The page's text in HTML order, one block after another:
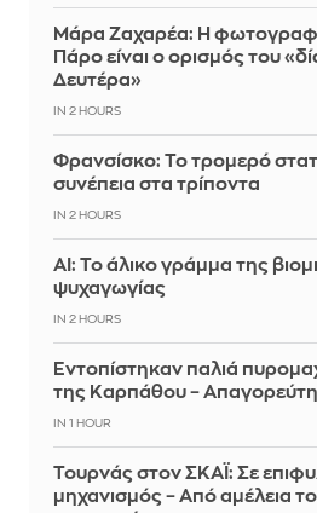
Μάρα Ζαχαρέα: Η
Πάρο είναι ο ορισμός του
Δευτέρα»
IN 2 HOURS
Φρανσίσκο: Το τρομερό
συνέπεια στα τρίποντα
IN 2 HOURS
AI: Το άλικο γράμμα της
ψυχαγωγίας
IN 2 HOURS
Εντοπίστηκαν παλιά
της Καρπάθου –
IN 1 HOUR
Τουρνάς στον ΣΚΑΪ: Σε
μηχανισμός – Από αμέλεια